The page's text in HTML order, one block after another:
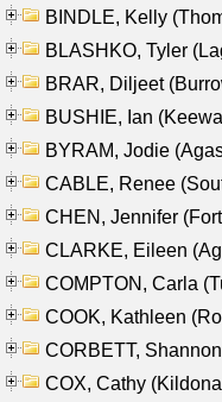
BINDLE, Kelly
BLASHKO, Tyler
BRAR, Diljeet
BUSHIE, Ian
BYRAM, Jodie
CABLE, Renee
CHEN, Jennifer
CLARKE, Eileen
COMPTON, Carla
COOK, Kathleen
CORBETT,
COX, Cathy